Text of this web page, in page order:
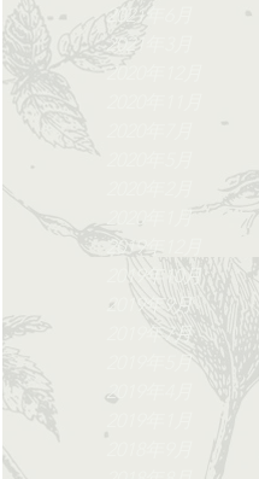
2021年6月
2021年3月
2020年12月
2020年1月
2019年12月
2019年10月
2019年9月
2019年7月
2019年4月